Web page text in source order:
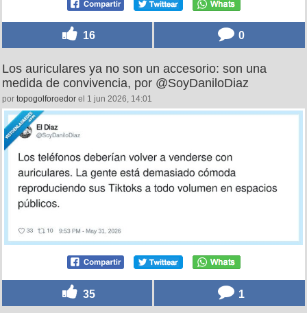
16 0
Los auriculares ya no son un accesorio: son una
medida de convivencia, por @SoyDaniloDiaz
por topogolforoedor el 1 jun 2026, 14:01
35 1